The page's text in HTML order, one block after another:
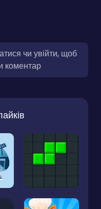
чи увійти, щоб
коментар